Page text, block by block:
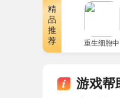
故事背景
在平凡人
精
品
推
荐
重生细胞中
游戏帮